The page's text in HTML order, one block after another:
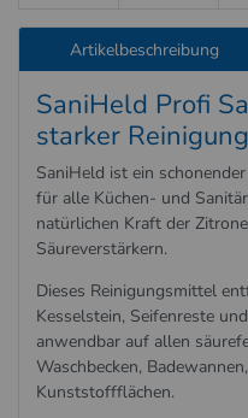
Artikelbeschreibung
SaniHeld Profi
starker
SaniHeld ist ein
für alle Küchen- und
natürlichen Kraft der
Säureverstärkern.
Dieses Reinigungsmittel
Kesselstein, Seifenreste
anwendbar auf allen
Waschbecken,
Kunststoffflächen.